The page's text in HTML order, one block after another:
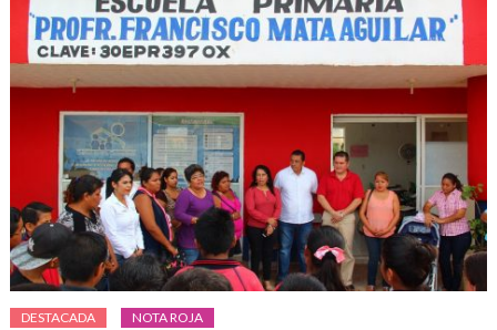
DESTACADA NOTA ROJA